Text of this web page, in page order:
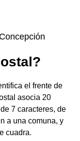
el frente de
asocia 20
7 caracteres, de
a una comuna, y
cuadra.